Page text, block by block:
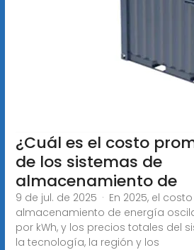
¿Cuál es el costo
de los sistemas de
almacenamiento de
9 de jul. de 2025 · En 2025, el
almacenamiento de energía
por kWh, y los precios totales del
la tecnología, la región y los